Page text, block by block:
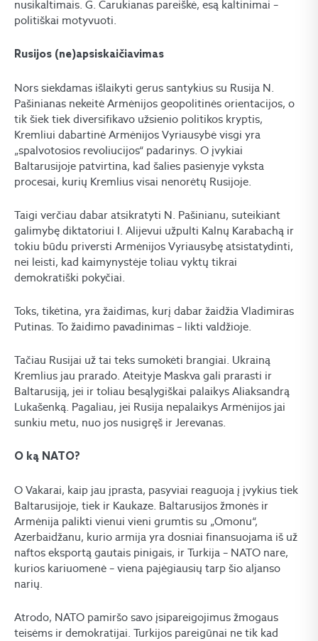
nusikaltimais. G. Carukianas pareiškė, esą kaltinimai –
politiškai motyvuoti.
Rusijos (ne)apsiskaičiavimas
Nors siekdamas išlaikyti gerus santykius su Rusija N.
Pašinianas nekeitė Armėnijos geopolitinės orientacijos, o
tik šiek tiek diversifikavo užsienio politikos kryptis,
Kremliui dabartinė Armėnijos Vyriausybė visgi yra
„spalvotosios revoliucijos“ padarinys. O įvykiai
Baltarusijoje patvirtina, kad šalies pasienyje vyksta
procesai, kurių Kremlius visai nenorėtų Rusijoje.
Taigi verčiau dabar atsikratyti N. Pašinianu, suteikiant
galimybę diktatoriui I. Alijevui užpulti Kalnų Karabachą ir
tokiu būdu priversti Armėnijos Vyriausybę atsistatydinti,
nei leisti, kad kaimynystėje toliau vyktų tikrai
demokratiški pokyčiai.
Toks, tikėtina, yra žaidimas, kurį dabar žaidžia Vladimiras
Putinas. To žaidimo pavadinimas – likti valdžioje.
Tačiau Rusijai už tai teks sumokėti brangiai. Ukrainą
Kremlius jau prarado. Ateityje Maskva gali prarasti ir
Baltarusiją, jei ir toliau besąlygiškai palaikys Aliaksandrą
Lukašenką. Pagaliau, jei Rusija nepalaikys Armėnijos jai
sunkiu metu, nuo jos nusigręš ir Jerevanas.
O ką NATO?
O Vakarai, kaip jau įprasta, pasyviai reaguoja į įvykius tiek
Baltarusijoje, tiek ir Kaukaze. Baltarusijos žmonės ir
Armėnija palikti vienui vieni grumtis su „Omonu“,
Azerbaidžanu, kurio armija yra dosniai finansuojama iš už
naftos eksportą gautais pinigais, ir Turkija – NATO nare,
kurios kariuomenė – viena pajėgiausių tarp šio aljanso
narių.
Atrodo, NATO pamiršo savo įsipareigojimus žmogaus
teisėms ir demokratijai. Turkijos pareigūnai ne tik kad